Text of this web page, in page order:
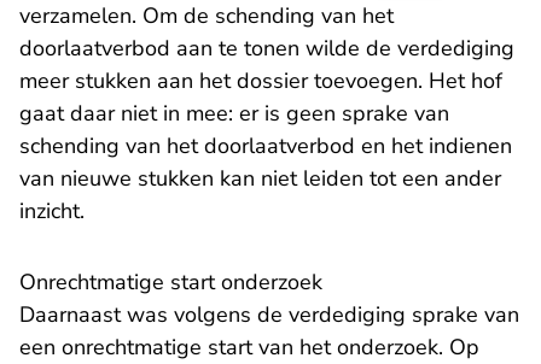
verzamelen. Om de schending van het
doorlaatverbod aan te tonen wilde de verdediging
meer stukken aan het dossier toevoegen. Het hof
gaat daar niet in mee: er is geen sprake van
schending van het doorlaatverbod en het indienen
van nieuwe stukken kan niet leiden tot een ander
inzicht.
Onrechtmatige start onderzoek
Daarnaast was volgens de verdediging sprake van
een onrechtmatige start van het onderzoek. Op